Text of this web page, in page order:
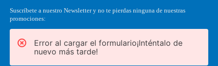
Suscríbete a nuestro Newsletter y no te pierdas ninguna de nuestras
promociones:
Error al cargar el formulario¡Inténtalo de
nuevo más tarde!